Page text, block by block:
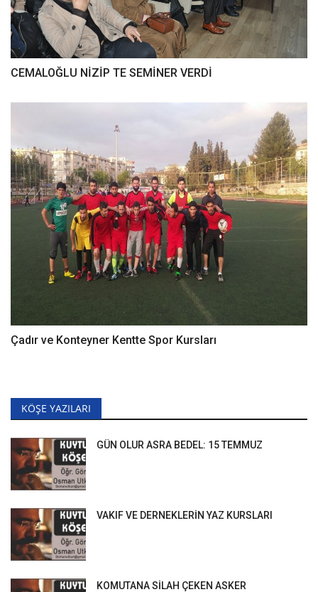
CEMALOĞLU NİZİP TE SEMİNER VERDİ
Çadır ve Konteyner Kentte Spor Kursları
KÖŞE YAZILARI
GÜN OLUR ASRA BEDEL: 15 TEMMUZ
VAKIF VE DERNEKLERİN YAZ KURSLARI
KOMUTANA SİLAH ÇEKEN ASKER